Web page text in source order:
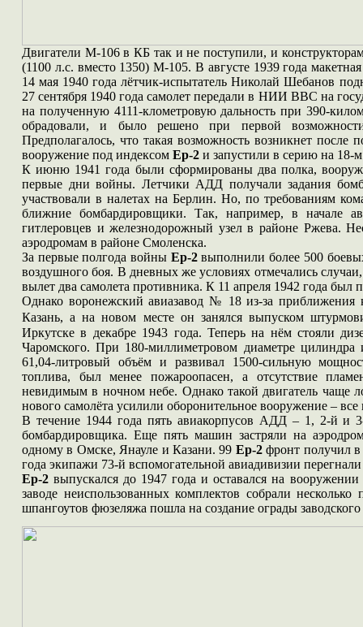
Двигатели М-106 в КБ так и не поступили, и
(1100 л.с. вместо 1350) М-105. В августе 1939 года
14 мая 1940 года лётчик-испытатель Николай Шебанов
27 сентября 1940 года самолет передали в НИИ ВВС на
на полученную 4111-клометровую дальность при 390-
обрадовали, и было решено при первой
Предполагалось, что такая возможность возникнет
вооружение под индексом Ер-2 и запустили в серию на 18-
К июню 1941 года были сформированы два полка,
первые дни войны. Летчики АДД получали задания
участвовали в налетах на Берлин. Но, по требованиям
ближние бомбардировщики. Так, например, в начале
гитлеровцев и железнодорожный узел в районе Ржева.
аэродромам в районе Смоленска.
За первые полгода войны Ер-2выполнили более 500
воздушного боя. В дневных же условиях отмечались
вылет два самолета противника. К 11 апреля 1942 года был
Однако воронежский авиазавод № 18 из-за
Казань, а на новом месте он занялся выпуском
Иркутске в декабре 1943 года. Теперь на нём стояли
Чаромского. При 180-миллиметровом диаметре
61,04-литровый объём и развивал 1500-сильную
топлива, был менее пожароопасен, а отсутствие
невидимым в ночном небе. Однако такой двигатель чаще
нового самолёта усилили оборонительное вооружение –
В течение 1944 года пять авиакорпусов АДД – 1, 2-й и
бомбардировщика. Еще пять машин застряли на
одному в Омске, Янауле и Казани. 99 Ер-2фронт получил в
года экипажи 73-й вспомогательной авиадивизии
Ер-2 выпускался до 1947 года и оставался на
заводе неиспользованных комплектов собрали
шпангоутов фюзеляжа пошла на создание ограды